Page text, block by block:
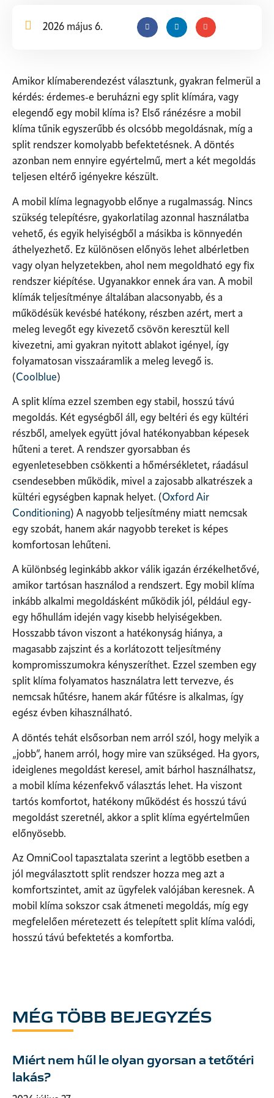
2026 május 6.
Amikor klímaberendezést választunk, gyakran felmerül a
kérdés: érdemes-e beruházni egy split klímára, vagy
elegendő egy mobil klíma is? Első ránézésre a mobil
klíma tűnik egyszerűbb és olcsóbb megoldásnak, míg a
split rendszer komolyabb befektetésnek. A döntés
azonban nem ennyire egyértelmű, mert a két megoldás
teljesen eltérő igényekre készült.
A mobil klíma legnagyobb előnye a rugalmasság. Nincs
szükség telepítésre, gyakorlatilag azonnal használatba
vehető, és egyik helyiségből a másikba is könnyedén
áthelyezhető. Ez különösen előnyös lehet albérletben
vagy olyan helyzetekben, ahol nem megoldható egy fix
rendszer kiépítése. Ugyanakkor ennek ára van. A mobil
klímák teljesítménye általában alacsonyabb, és a
működésük kevésbé hatékony, részben azért, mert a
meleg levegőt egy kivezető csövön keresztül kell
kivezetni, ami gyakran nyitott ablakot igényel, így
folyamatosan visszaáramlik a meleg levegő is.
(Coolblue)
A split klíma ezzel szemben egy stabil, hosszú távú
megoldás. Két egységből áll, egy beltéri és egy kültéri
részből, amelyek együtt jóval hatékonyabban képesek
hűteni a teret. A rendszer gyorsabban és
egyenletesebben csökkenti a hőmérsékletet, ráadásul
csendesebben működik, mivel a zajosabb alkatrészek a
kültéri egységben kapnak helyet. (Oxford Air
Conditioning) A nagyobb teljesítmény miatt nemcsak
egy szobát, hanem akár nagyobb tereket is képes
komfortosan lehűteni.
A különbség leginkább akkor válik igazán érzékelhetővé,
amikor tartósan használod a rendszert. Egy mobil klíma
inkább alkalmi megoldásként működik jól, például egy-
egy hőhullám idején vagy kisebb helyiségekben.
Hosszabb távon viszont a hatékonyság hiánya, a
magasabb zajszint és a korlátozott teljesítmény
kompromisszumokra kényszeríthet. Ezzel szemben egy
split klíma folyamatos használatra lett tervezve, és
nemcsak hűtésre, hanem akár fűtésre is alkalmas, így
egész évben kihasználható.
A döntés tehát elsősorban nem arról szól, hogy melyik a
„jobb”, hanem arról, hogy mire van szükséged. Ha gyors,
ideiglenes megoldást keresel, amit bárhol használhatsz,
a mobil klíma kézenfekvő választás lehet. Ha viszont
tartós komfortot, hatékony működést és hosszú távú
megoldást szeretnél, akkor a split klíma egyértelműen
előnyösebb.
Az OmniCool tapasztalata szerint a legtöbb esetben a
jól megválasztott split rendszer hozza meg azt a
komfortszintet, amit az ügyfelek valójában keresnek. A
mobil klíma sokszor csak átmeneti megoldás, míg egy
megfelelően méretezett és telepített split klíma valódi,
hosszú távú befektetés a komfortba.
MÉG TÖBB BEJEGYZÉS
Miért nem hűl le olyan gyorsan a tetőtéri
lakás?